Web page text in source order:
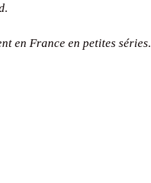
en France en petites séries.